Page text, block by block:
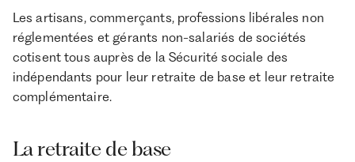
Les artisans, commerçants, professions libérales non
réglementées et gérants non-salariés de sociétés
cotisent tous auprès de la Sécurité sociale des
indépendants pour leur retraite de base et leur retraite
complémentaire.
La retraite de base